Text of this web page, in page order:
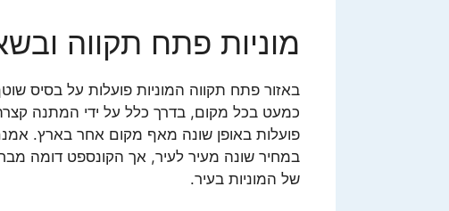
מוניות פתח תקווה
באזור פתח תקווה המוניות פועלות על בסיס
כמעט בכל מקום, בדרך כלל על ידי המתנה
פועלות באופן שונה מאף מקום אחר בארץ.
במחיר שונה מעיר לעיר, אך הקונספט דומה
של המוניות בעיר.